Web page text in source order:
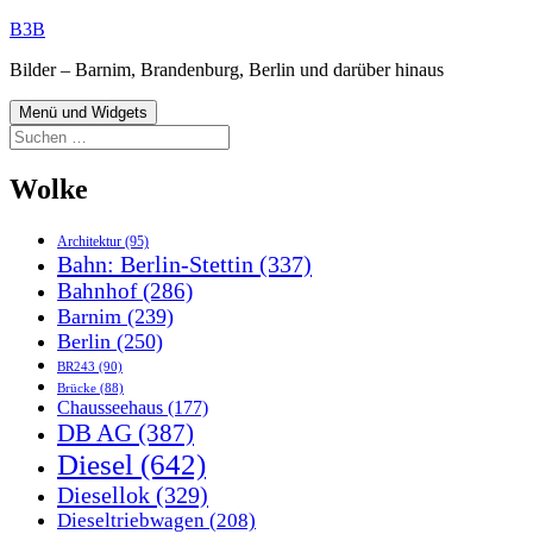
Zum
springen
B3B
Bilder – Barnim, Brandenburg, Berlin und darüber hinaus
Menü und Widgets
Suchen
nach:
Wolke
Architektur (95)
Bahn: Berlin-Stettin (337)
Bahnhof(286)
Barnim (239)
Berlin (250)
BR243 (90)
Brücke (88)
Chausseehaus (177)
DB AG (387)
Diesel (642)
Diesellok (329)
Dieseltriebwagen (208)